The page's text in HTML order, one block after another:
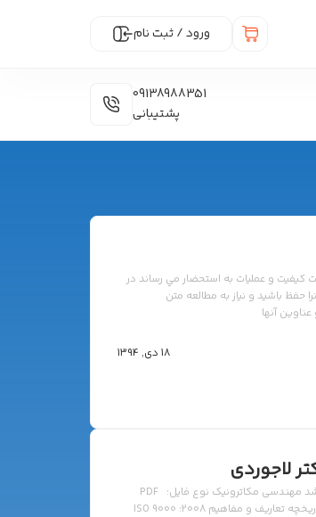
ورود / ثبت نام
09138988351
پشتیبانی
کيفيت و عمليات به استحضار مي رساند در
باشيد و نياز به مطالعه متن
آنها
18 دی, 1394
لاجوردی
استاد : آقای دکتر لاجوردی درس : مدیریت کیفیت و عملیات رشته : کارشناسی ارشد مهندسی مکاترونیک نوع فایل: PDF
تعداد صفحات: 97صفحه زبان : فارسی فهرست موضوعی: مقدمه مختصری از تاريخچه تعاريف و مفاهيم ISO 9000 :2008